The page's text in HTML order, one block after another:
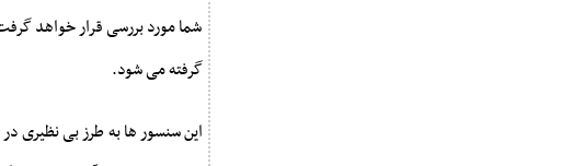
شما مورد بررسی قرار خواهد
گرفته می شود.
این سنسور ها به طرز بی نظیری